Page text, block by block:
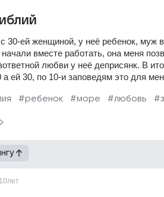
30-ей женщиной, у неё ребенок, муж
начали вместе работать, она меня
любви у неё деприсянк. В
ей 30, по 10-и заповедям это для
#ребенок #море #любовь
10лет